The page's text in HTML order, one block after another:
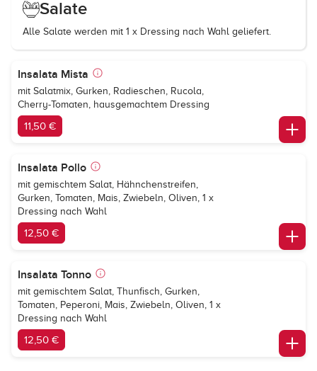
Salate
Alle Salate werden mit 1 x Dressing nach Wahl geliefert.
Insalata Mista
mit Salatmix, Gurken, Radieschen, Rucola,
Cherry-Tomaten, hausgemachtem Dressing
11,50 €
Insalata Pollo
mit gemischtem Salat, Hähnchenstreifen,
Gurken, Tomaten, Mais, Zwiebeln, Oliven, 1 x
Dressing nach Wahl
12,50 €
Insalata Tonno
mit gemischtem Salat, Thunfisch, Gurken,
Tomaten, Peperoni, Mais, Zwiebeln, Oliven, 1 x
Dressing nach Wahl
12,50 €